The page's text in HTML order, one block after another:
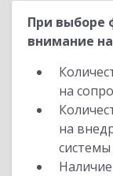
При выборе
внимание
на
на